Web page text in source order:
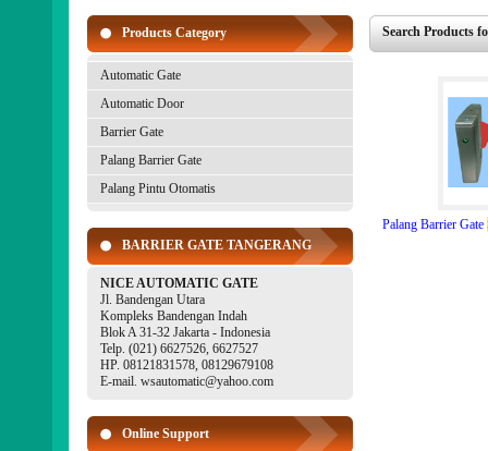
Products Category
Automatic Gate
Automatic Door
Barrier Gate
Palang Barrier Gate
Palang Pintu Otomatis
BARRIER GATE TANGERANG
NICE AUTOMATIC GATE
Jl. Bandengan Utara
Kompleks Bandengan Indah
Blok A 31-32 Jakarta - Indonesia
Telp. (021) 6627526, 6627527
HP. 08121831578, 08129679108
E-mail. wsautomatic@yahoo.com
Online Support
Search Products
Palang Barrier Gate